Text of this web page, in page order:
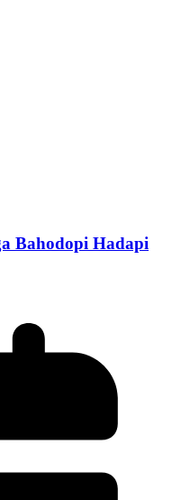
Bahodopi Hadapi